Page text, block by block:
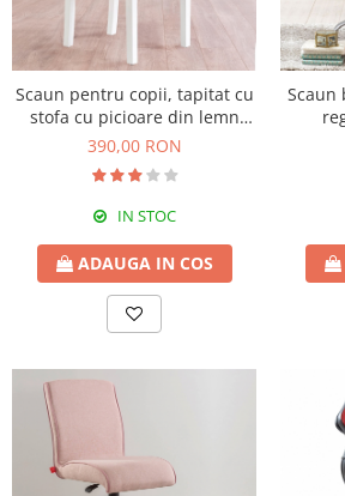
Scaun pentru copii, tapitat cu
stofa cu picioare din lemn
Summer Pink
390,00 RON
IN STOC
ADAUGA IN COS
Scaun